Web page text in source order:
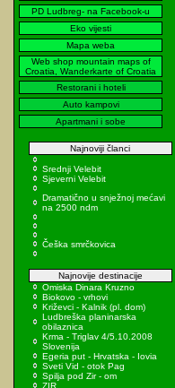
PD Ludbreg- na Facebook-u
Eko vijesti
Mapa weba
Web shop mountain maps of
Croatia, Wanderkarte of Croatia
Restorani i hoteli
Auto kampovi
Apartmani i sobe
Najnoviji članci
Srednji Velebit
Sjeverni Velebit
Dramatično u snježnoj mećavi
na 2500 ndm
Češka smrčkovica
Najnovije destinacije
Omiska Dinara Kruzno
Biokovo - vrhovi
Križevci - Kalnik (pl. dom)
Ludbreška planinarska
obilaznica
Krma - Triglav 4/5.10.2008
Slovenija
Egeria put - Hrvatska - Iovia
Sveti Vid - otok Pag
Spilja pod Zir - om
ZIR